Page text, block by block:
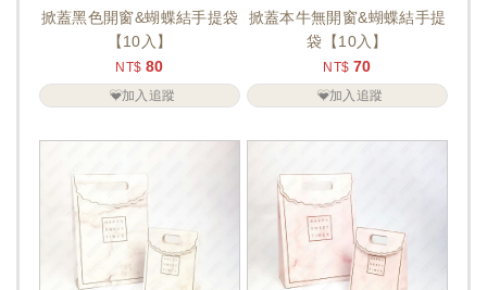
掀蓋黑色開窗&蝴蝶結手提袋
【10入】
NT$ 80
加入追蹤
掀蓋本牛無開窗&蝴蝶結手提
袋【10入】
NT$ 70
加入追蹤